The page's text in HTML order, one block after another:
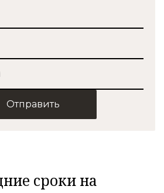
Отправить
сроки на